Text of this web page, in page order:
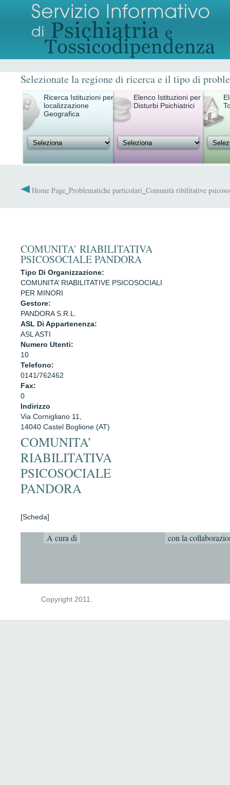
Selezionate la regione di ricerca e il tipo di
Ricerca Istituzioni per
localizzazione
Geografica
Elenco Istituzioni per
Disturbi Psichiatrici
Home Page Problematiche particolari Comunità ribilitative
COMUNITA’ RIABILITATIVA
PSICOSOCIALE PANDORA
Tipo Di Organizzazione:
COMUNITA’ RIABILITATIVE PSICOSOCIALI
PER MINORI
Gestore:
PANDORA S.R.L.
ASL Di Appartenenza:
ASL ASTI
Numero Utenti:
10
Telefono:
0141/762462
Fax:
0
Indirizzo
Via Cornigliano 11,
14040 Castel Boglione (AT)
COMUNITA’
RIABILITATIVA
PSICOSOCIALE
PANDORA
[scheda]
A cura di con la
Copyright 2011.